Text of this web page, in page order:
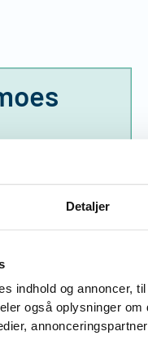
Detaljer
indhold og annoncer,
også oplysninger